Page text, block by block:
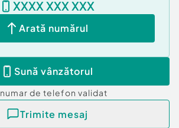
XXXX XXX XXX
Arată numărul
Sună vânzătorul
numar de telefon validat
Trimite mesaj